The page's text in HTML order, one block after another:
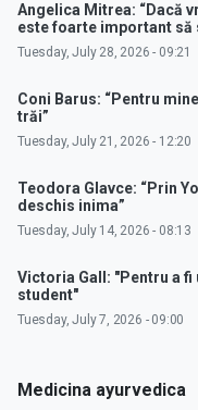
Angelica Mitrea: “Dacă
este foarte important să
Tuesday, July 28, 2026 - 09:21
Coni Barus: “Pentru
trăi”
Tuesday, July 21, 2026 - 12:20
Teodora Glavce: “Prin
deschis inima”
Tuesday, July 14, 2026 - 08:13
Victoria Gall: "Pentru a
student"
Tuesday, July 7, 2026 - 09:00
Medicina ayurvedica